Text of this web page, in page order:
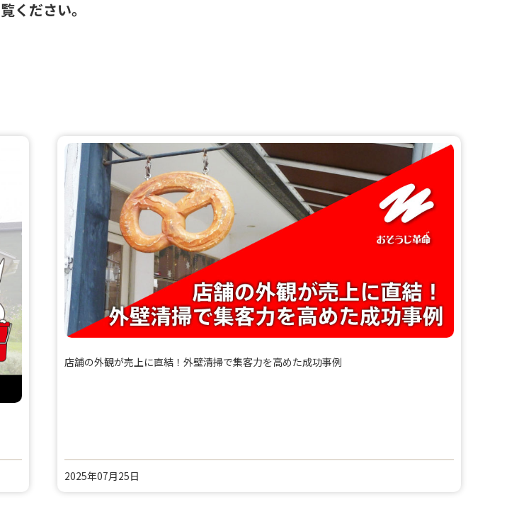
覧ください。
店舗の外観が売上に直結！外壁清掃で集客力を高めた成功事例
2025年07月25日